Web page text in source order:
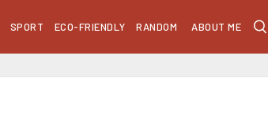
SPORT ECO-FRIENDLY RANDOM ABOUT ME